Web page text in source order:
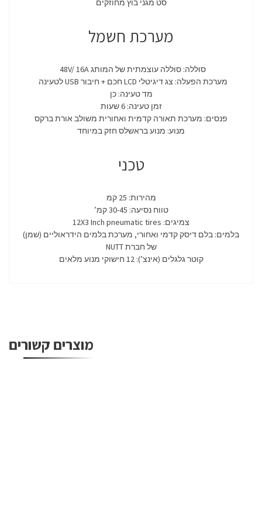
סט מגני בוץ מחוזקים
מערכת חשמל
סוללה: סוללה עוצמתית של המותג 48V/ 16A
מערכת הפעלה: צג דיגיטלי LCD חכם + חיבור USB לטעינה
מד טעינה: כן
זמן טעינה: 6 שעות
פנסים: מערכת תאורה קדמית ואחורית משולב אורת ברקס
מנוע: מנוע בראשלס חזק במיוחד
טכני
מהירות: 25 קמ
טווח נסיעה: 30-45 קמ’
צמיגים: 12X3 Inch pneumatic tires
בלמים: בלם דיסק קדמי ואחורי, מערכת בלמים הידראוליים (שמן)
של חברת NUTT
קוטר גלגלים (אינצ’): 12 חישוקי מנוע מלאים
מוצרים קשורים